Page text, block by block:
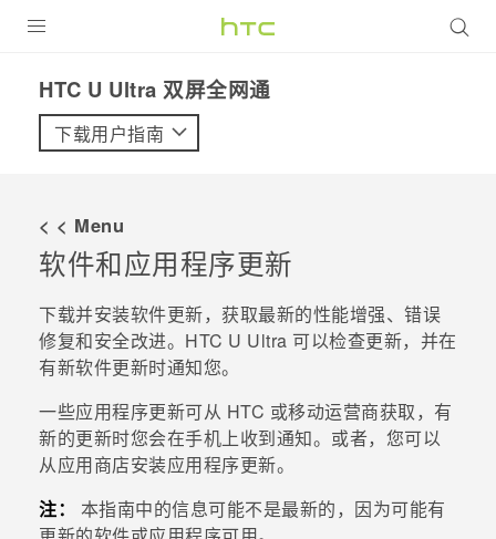
VIVE
支持帮助
在线客服
HTC U Ultra 双屏全网通‎
下载用户指南
< < Menu
软件和应用程序更新
下载并安装软件更新，获取最新的性能增强、错误
修复和安全改进。 HTC U Ultra 可以检查更新，并在
有新软件更新时通知您。
一些应用程序更新可从 HTC 或移动运营商获取，有
新的更新时您会在手机上收到通知。 或者，您可以
从应用商店安装应用程序更新。
注：
本指南中的信息可能不是最新的，因为可能有